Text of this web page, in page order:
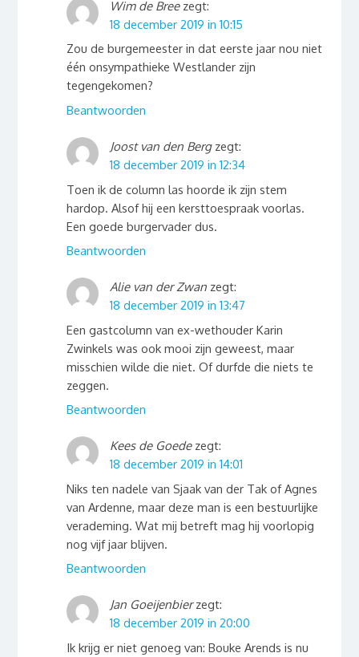
Wim de Bree zegt:
18 december 2019 in 10:15
Zou de burgemeester in dat eerste jaar nou niet
één onsympathieke Westlander zijn
tegengekomen?
Beantwoorden
Joost van den Berg zegt:
18 december 2019 in 12:34
Toen ik de column las hoorde ik zijn stem
hardop. Alsof hij een kersttoespraak voorlas.
Een goede burgervader dus.
Beantwoorden
Alie van der Zwan zegt:
18 december 2019 in 13:47
Een gastcolumn van ex-wethouder Karin
Zwinkels was ook mooi zijn geweest, maar
misschien wilde die niet. Of durfde die niets te
zeggen.
Beantwoorden
Kees de Goede zegt:
18 december 2019 in 14:01
Niks ten nadele van Sjaak van der Tak of Agnes
van Ardenne, maar deze man is een bestuurlijke
verademing. Wat mij betreft mag hij voorlopig
nog vijf jaar blijven.
Beantwoorden
Jan Goeijenbier zegt:
18 december 2019 in 20:00
Ik krijg er niet genoeg van: Bouke Arends is nu